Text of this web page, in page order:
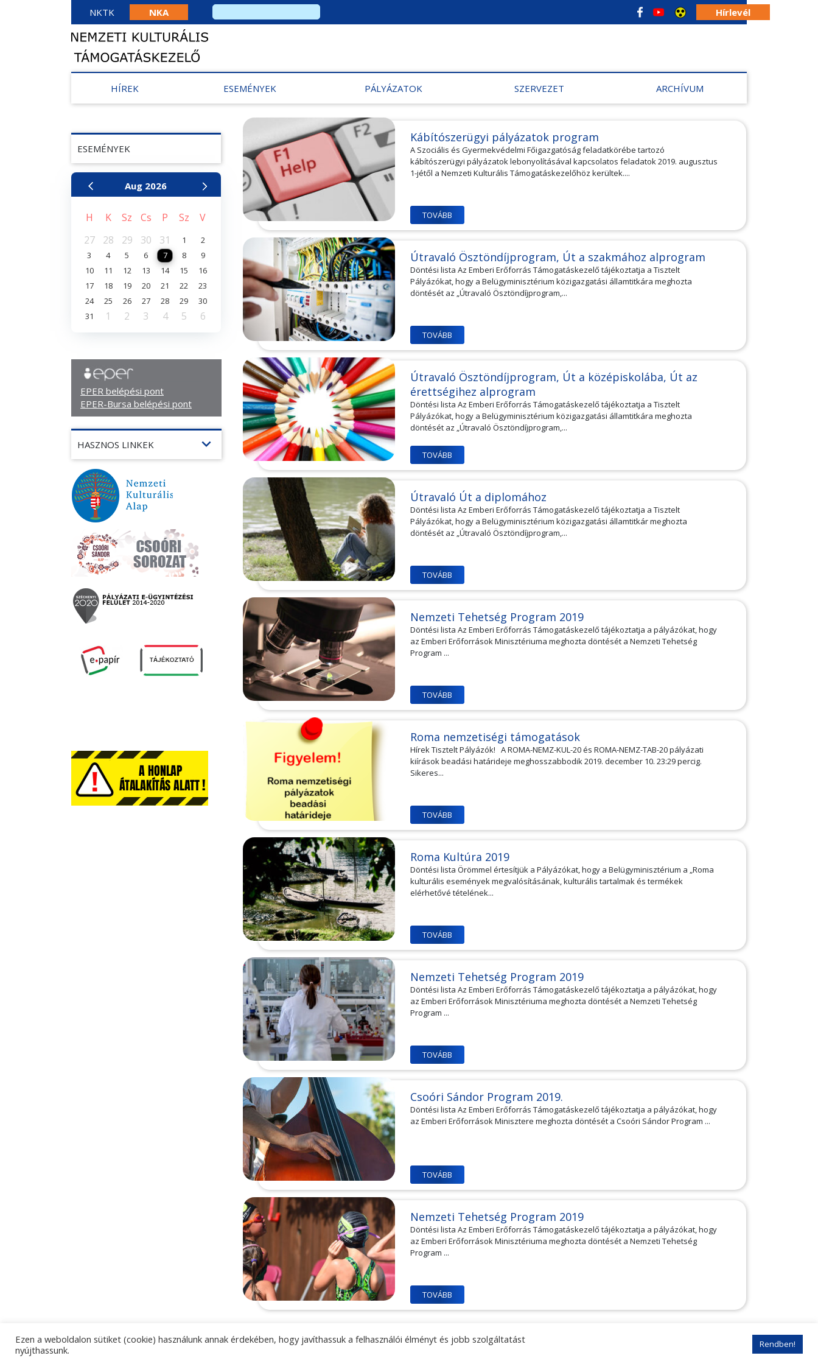
NKTK NKA Hírlevél
HÍREK ESEMÉNYEK PÁLYÁZATOK SZERVEZET ARCHÍVUM
ESEMÉNYEK
Aug 2026
H K Sz Cs P Sz
V
27
28 29 30 31 1
2
3
4 5 6 7 8
9
10
11 12 13 14 15
16
17
18 19 20 21 22
23
24
25 26 27 28 29
30
31
1 2 3 4 5 6
EPER belépési pont
EPER-Bursa belépési pont
HASZNOS LINKEK expand_more
Kábítószerügyi pályázatok program
A Szociális és Gyermekvédelmi Főigazgatóság feladatkörébe tartozó
kábítószerügyi pályázatok lebonyolításával kapcsolatos feladatok 2019. augusztus
1-jétől a Nemzeti Kulturális Támogatáskezelőhöz kerültek....
TOVÁBB
Útravaló Ösztöndíjprogram, Út a szakmához alprogram
Döntési lista Az Emberi Erőforrás Támogatáskezelő tájékoztatja a Tisztelt
Pályázókat, hogy a Belügyminisztérium közigazgatási államtitkára meghozta
döntését az „Útravaló Ösztöndíjprogram,...
TOVÁBB
Útravaló Ösztöndíjprogram, Út a középiskolába, Út az
érettségihez alprogram
Döntési lista Az Emberi Erőforrás Támogatáskezelő tájékoztatja a Tisztelt
Pályázókat, hogy a Belügyminisztérium közigazgatási államtitkára meghozta
döntését az „Útravaló Ösztöndíjprogram,...
TOVÁBB
Útravaló Út a diplomához
Döntési lista Az Emberi Erőforrás Támogatáskezelő tájékoztatja a Tisztelt
Pályázókat, hogy a Belügyminisztérium közigazgatási államtitkár meghozta
döntését az „Útravaló Ösztöndíjprogram,...
TOVÁBB
Nemzeti Tehetség Program 2019
Döntési lista Az Emberi Erőforrás Támogatáskezelő tájékoztatja a pályázókat, hogy
az Emberi Erőforrások Minisztériuma meghozta döntését a Nemzeti Tehetség
Program ...
TOVÁBB
Roma nemzetiségi támogatások
Hírek Tisztelt Pályázók! A ROMA-NEMZ-KUL-20 és ROMA-NEMZ-TAB-20 pályázati
kiírások beadási határideje meghosszabbodik 2019. december 10. 23:29 percig.
Sikeres...
TOVÁBB
Roma Kultúra 2019
Döntési lista Örömmel értesítjük a Pályázókat, hogy a Belügyminisztérium a „Roma
kulturális események megvalósításának, kulturális tartalmak és termékek
elérhetővé tételének...
TOVÁBB
Nemzeti Tehetség Program 2019
Döntési lista Az Emberi Erőforrás Támogatáskezelő tájékoztatja a pályázókat, hogy
az Emberi Erőforrások Minisztériuma meghozta döntését a Nemzeti Tehetség
Program ...
TOVÁBB
Csoóri Sándor Program 2019.
Döntési lista Az Emberi Erőforrás Támogatáskezelő tájékoztatja a pályázókat, hogy
az Emberi Erőforrások Minisztere meghozta döntését a Csoóri Sándor Program ...
TOVÁBB
Nemzeti Tehetség Program 2019
Döntési lista Az Emberi Erőforrás Támogatáskezelő tájékoztatja a pályázókat, hogy
az Emberi Erőforrások Minisztériuma meghozta döntését a Nemzeti Tehetség
Program ...
TOVÁBB
3 4 5
Ezen a weboldalon sütiket (cookie) használunk annak érdekében, hogy javíthassuk a felhasználói élményt és jobb szolgáltatást
nyújthassunk.
Rendben!